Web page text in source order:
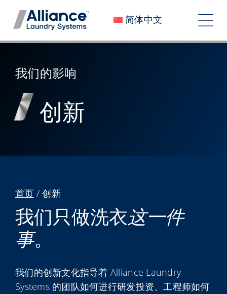
简体中文
切
加入我们
我们的影响
新闻
联系我们
My Alliance
我们的影响
创新
首页 /创新
我们只做洗衣这一件
事。
我们的创新文化指导着 Alliance Laundry
Systems 的团队如何进行研发投资、工程师如何